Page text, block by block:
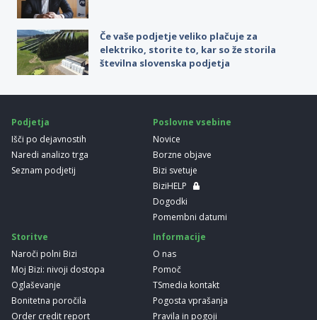
Če vaše podjetje veliko plačuje za
elektriko, storite to, kar so že storila
številna slovenska podjetja
Podjetja
Išči po dejavnostih
Naredi analizo trga
Seznam podjetij
Poslovne vsebine
Novice
Borzne objave
Bizi svetuje
BiziHELP
Dogodki
Pomembni datumi
Storitve
Naroči polni Bizi
Moj Bizi: nivoji dostopa
Oglaševanje
Bonitetna poročila
Order credit report
Informacije
O nas
Pomoč
TSmedia kontakt
Pogosta vprašanja
Pravila in pogoji